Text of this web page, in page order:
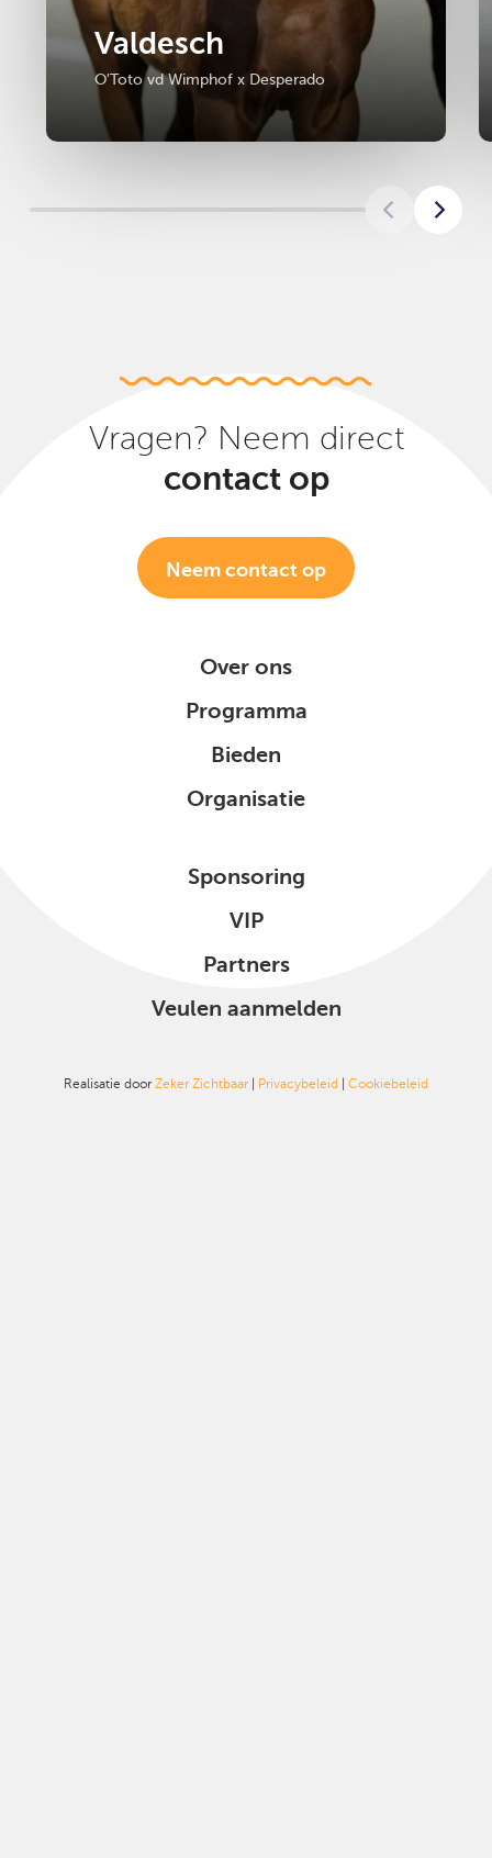
Valdesch
O'Toto vd Wimphof x Desperado
Vragen? Neem direct
contact op
Neem contact op
Over ons
Programma
Bieden
Organisatie
Sponsoring
VIP
Partners
Veulen aanmelden
Realisatie door Zeker Zichtbaar | Privacybeleid | Cookiebeleid